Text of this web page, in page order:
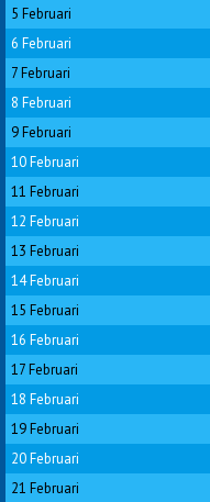
5 Februari
6 Februari
7 Februari
8 Februari
9 Februari
10 Februari
11 Februari
12 Februari
13 Februari
14 Februari
15 Februari
16 Februari
17 Februari
18 Februari
19 Februari
20 Februari
21 Februari